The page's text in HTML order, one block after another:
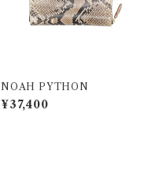
NOAH PYTHON
¥37,400